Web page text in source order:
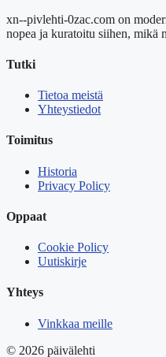
xn--pivlehti-0zac.com on
nopea ja kuratoitu siihen, mikä
Tutki
Tietoa meistä
Yhteystiedot
Toimitus
Historia
Privacy Policy
Oppaat
Cookie Policy
Uutiskirje
Yhteys
Vinkkaa meille
© 2026 päivälehti